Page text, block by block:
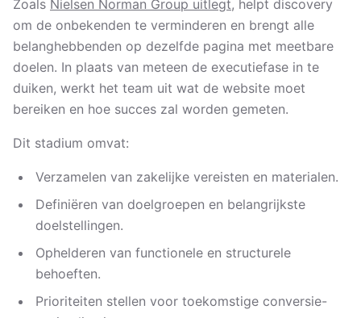
Zoals Nielsen Norman Group uitlegt, helpt discovery
om de onbekenden te verminderen en brengt alle
belanghebbenden op dezelfde pagina met meetbare
doelen. In plaats van meteen de executiefase in te
duiken, werkt het team uit wat de website moet
bereiken en hoe succes zal worden gemeten.
Dit stadium omvat:
Verzamelen van zakelijke vereisten en materialen.
Definiëren van doelgroepen en belangrijkste
doelstellingen.
Ophelderen van functionele en structurele
behoeften.
Prioriteiten stellen voor toekomstige conversie-